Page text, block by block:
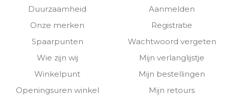
Duurzaamheid
Onze merken
Spaarpunten
Wie zijn wij
Winkelpunt
Openingsuren winkel
Aanmelden
Registratie
Wachtwoord vergeten
Mijn verlanglijstje
Mijn bestellingen
Mijn retours